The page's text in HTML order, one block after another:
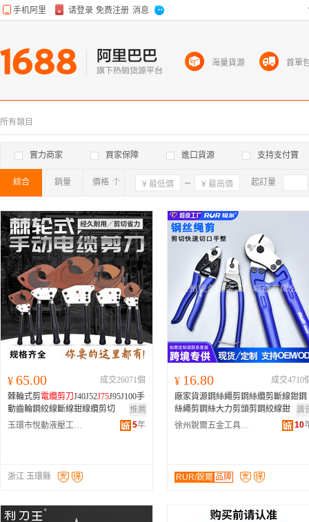
所有類目
實力商家 買家保障 進口貨源 支持支付寶
綜合 銷量 價格 確定 起訂量
¥ 65.00
成交26071個
棘輪式剪電纜剪刀J40J52J75J95J100手
動齒輪鋼絞線斷線鉗線纜剪切
推薦
玉環市悅動液壓工具有限公司
5年
浙江 玉環縣
¥ 16.80
成交4710
廠家貨源鋼絲繩剪鋼絲纜剪斷線鉗鋼
絲繩剪鋼絲大力剪頭剪鋼絞線鉗
廣
徐州銳爾五金工具制造有限公司
10
RUR/銳爾 品牌
海量貨源 首單